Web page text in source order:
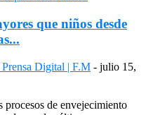
que niños desde
Digital | F.M - julio 15,
procesos de envejecimiento